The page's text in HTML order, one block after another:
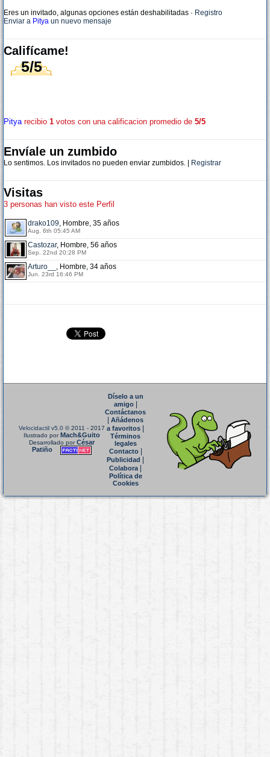
Eres un invitado, algunas opciones están deshabilitadas · Registro
Enviar a Pitya un nuevo mensaje
Califícame!
5/5
Pityarecibio 1 votos con una calificacion promedio de 5/5
Envíale un zumbido
Lo sentimos. Los invitados no pueden enviar zumbidos. | Registrar
Visitas
3 personas han visto este Perfil
drako109, Hombre, 35 años
Aug. 6th 05:45 AM
Castozar, Hombre, 56 años
Sep. 22nd 20:28 PM
Arturo__ , Hombre, 34 años
Jun. 23rd 16:46 PM
Velocidactil v5.0 © 2011 - 2017
Ilustrado porMach&Guito
Desarrollado porCésar
Patiño
Díselo a un
amigo|
Contáctanos
Añádenos
a favoritos
Términos
legales
Contacto|
Publicidad
Colabora|
Política de
Cookies